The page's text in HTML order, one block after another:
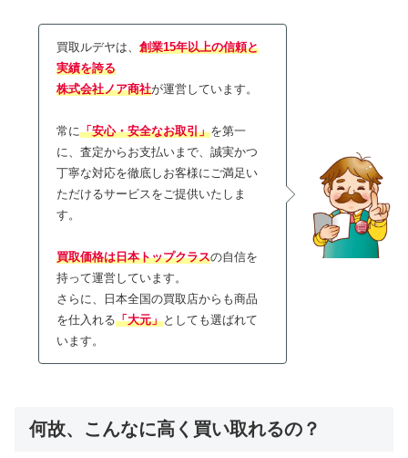
買取ルデヤは、創業15年以上の信頼と
実績を誇る
株式会社ノア商社が運営しています。
常に「安心・安全なお取引」を第一
に、査定からお支払いまで、誠実かつ
丁寧な対応を徹底しお客様にご満足い
ただけるサービスをご提供いたしま
す。
買取価格は日本トップクラスの自信を
持って運営しています。
さらに、日本全国の買取店からも商品
を仕入れる「大元」としても選ばれて
います。
何故、こんなに高く買い取れるの？